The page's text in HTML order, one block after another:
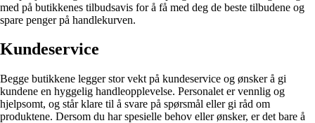
med på butikkenes tilbudsavis for å få med deg de beste tilbudene og
spare penger på handlekurven.
Kundeservice
Begge butikkene legger stor vekt på kundeservice og ønsker å gi
kundene en hyggelig handleopplevelse. Personalet er vennlig og
hjelpsomt, og står klare til å svare på spørsmål eller gi råd om
produktene. Dersom du har spesielle behov eller ønsker, er det bare å